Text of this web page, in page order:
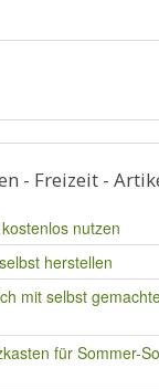
- Freizeit -
nutzen
herstellen
mit selbst
für Sommer-